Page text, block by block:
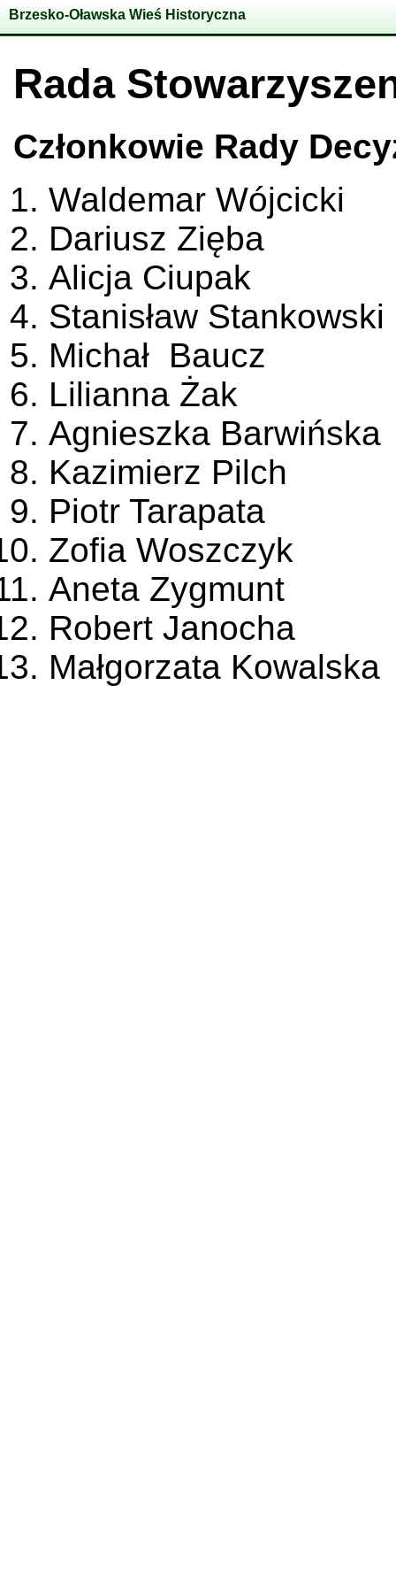
Brzesko-Oławska Wieś Historyczna
Rada
Członkowie Rady
Waldemar Wójcicki
Dariusz Zięba
Alicja Ciupak
Stanisław Stankowski
Michał Baucz
Lilianna Żak
Agnieszka Barwińska
Kazimierz Pilch
Piotr Tarapata
Zofia Woszczyk
Aneta Zygmunt
Robert Janocha
Małgorzata Kowalska